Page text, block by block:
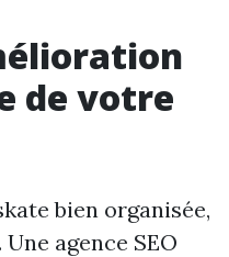
de votre
bien organisée,
agence SEO